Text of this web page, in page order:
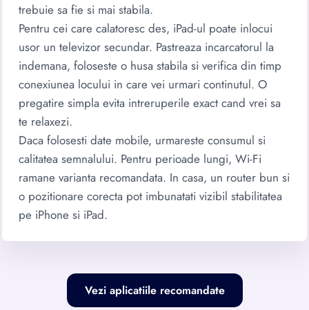
trebuie sa fie si mai stabila.
Pentru cei care calatoresc des, iPad-ul poate inlocui
usor un televizor secundar. Pastreaza incarcatorul la
indemana, foloseste o husa stabila si verifica din timp
conexiunea locului in care vei urmari continutul. O
pregatire simpla evita intreruperile exact cand vrei sa
te relaxezi.
Daca folosesti date mobile, urmareste consumul si
calitatea semnalului. Pentru perioade lungi, Wi-Fi
ramane varianta recomandata. In casa, un router bun si
o pozitionare corecta pot imbunatati vizibil stabilitatea
pe iPhone si iPad.
Vezi aplicatiile recomandate